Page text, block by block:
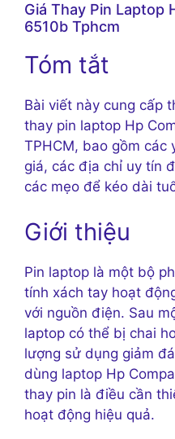
Giá Thay Pin Laptop
6510b Tphcm
Tóm tắt
Bài viết này cung cấp
thay pin laptop Hp
TPHCM, bao gồm các
giá, các địa chỉ uy tín
các mẹo để kéo dài
Giới thiệu
Pin laptop là một bộ
tính xách tay hoạt
với nguồn điện. Sau
laptop có thể bị chai
lượng sử dụng giảm
dùng laptop Hp
thay pin là điều cần
hoạt động hiệu quả.